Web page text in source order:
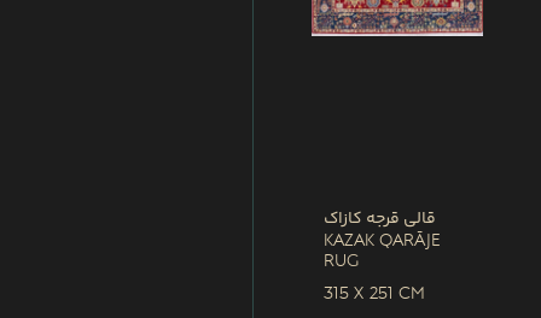
قالی قرجه کازاک
Kazak Qarāje
Rug
315 x 251 CM